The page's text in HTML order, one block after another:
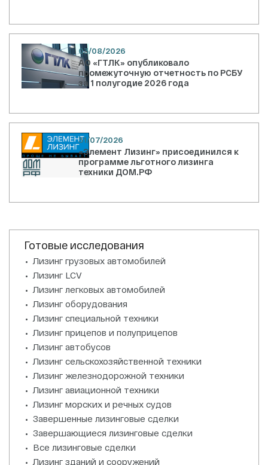
03/08/2026
АО «ГТЛК» опубликовало
промежуточную отчетность по РСБУ
за 1 полугодие 2026 года
31/07/2026
«Элемент Лизинг» присоединился к
программе льготного лизинга
техники ДОМ.РФ
Готовые исследования
Лизинг грузовых автомобилей
Лизинг LCV
Лизинг легковых автомобилей
Лизинг оборудования
Лизинг специальной техники
Лизинг прицепов и полуприцепов
Лизинг автобусов
Лизинг сельскохозяйственной техники
Лизинг железнодорожной техники
Лизинг авиационной техники
Лизинг морских и речных судов
Завершенные лизинговые сделки
Завершающиеся лизинговые сделки
Все лизинговые сделки
Лизинг зданий и сооружений